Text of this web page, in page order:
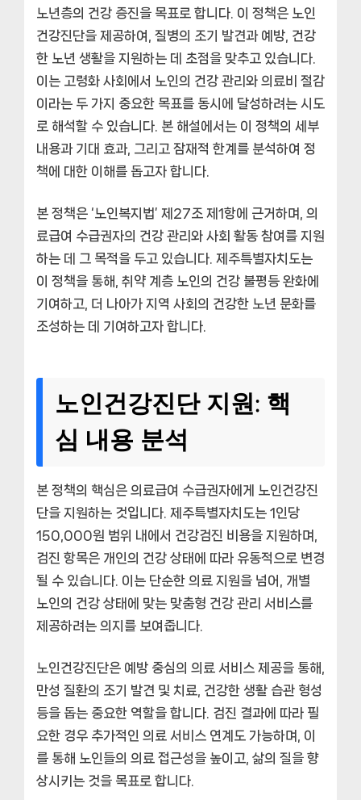
노년층의 건강 증진을 목표로 합니다. 이 정책은 노인
건강진단을 제공하여, 질병의 조기 발견과 예방, 건강
한 노년 생활을 지원하는 데 초점을 맞추고 있습니다.
이는 고령화 사회에서 노인의 건강 관리와 의료비 절감
이라는 두 가지 중요한 목표를 동시에 달성하려는 시도
로 해석할 수 있습니다. 본 해설에서는 이 정책의 세부
내용과 기대 효과, 그리고 잠재적 한계를 분석하여 정
책에 대한 이해를 돕고자 합니다.
본 정책은 ‘노인복지법’ 제27조 제1항에 근거하며, 의
료급여 수급권자의 건강 관리와 사회 활동 참여를 지원
하는 데 그 목적을 두고 있습니다. 제주특별자치도는
이 정책을 통해, 취약 계층 노인의 건강 불평등 완화에
기여하고, 더 나아가 지역 사회의 건강한 노년 문화를
조성하는 데 기여하고자 합니다.
노인건강진단 지원: 핵
심 내용 분석
본 정책의 핵심은 의료급여 수급권자에게 노인건강진
단을 지원하는 것입니다. 제주특별자치도는 1인당
150,000원 범위 내에서 건강검진 비용을 지원하며,
검진 항목은 개인의 건강 상태에 따라 유동적으로 변경
될 수 있습니다. 이는 단순한 의료 지원을 넘어, 개별
노인의 건강 상태에 맞는 맞춤형 건강 관리 서비스를
제공하려는 의지를 보여줍니다.
노인건강진단은 예방 중심의 의료 서비스 제공을 통해,
만성 질환의 조기 발견 및 치료, 건강한 생활 습관 형성
등을 돕는 중요한 역할을 합니다. 검진 결과에 따라 필
요한 경우 추가적인 의료 서비스 연계도 가능하며, 이
를 통해 노인들의 의료 접근성을 높이고, 삶의 질을 향
상시키는 것을 목표로 합니다.